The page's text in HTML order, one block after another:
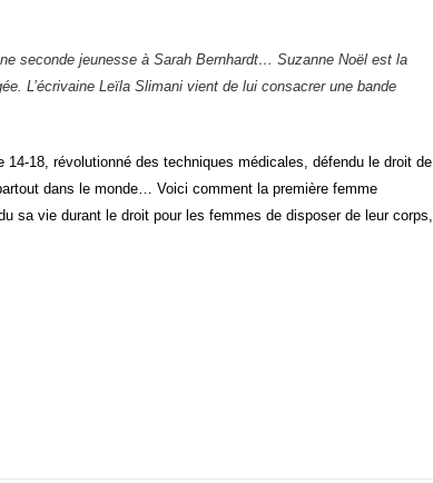
seconde jeunesse à Sarah Bernhardt… Suzanne Noël est la
L’écrivaine Leïla Slimani vient de lui consacrer une bande
18, révolutionné des techniques médicales, défendu le droit de
dans le monde… Voici comment la première femme
sa vie durant le droit pour les femmes de disposer de leur corps,